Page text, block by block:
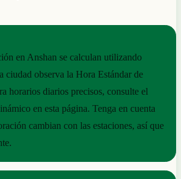
en Anshan se calculan utilizando
ciudad observa la Hora Estándar de
horarios diarios precisos, consulte el
en esta página. Tenga en cuenta
cambian con las estaciones, así que